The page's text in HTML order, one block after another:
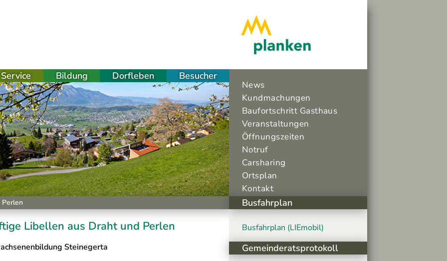
Service Bildung Dorfleben Besucher
News
Kundmachungen
Baufortschritt Gasthaus
Veranstaltungen
Öffnungszeiten
Notruf
Carsharing
Ortsplan
Kontakt
Libellen aus Draht und Perlen
Steinegerta
Busfahrplan
Busfahrplan (LIEmobil)
Gemeinderatsprotokoll